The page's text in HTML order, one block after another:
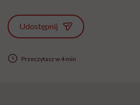
Udostępnij
Przeczytasz w 4 min